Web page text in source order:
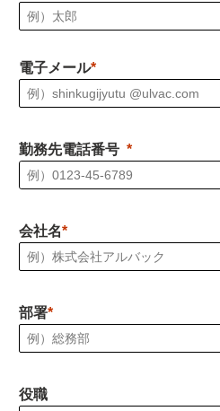
電子メール
勤務先電話番号
会社名
部署
役職